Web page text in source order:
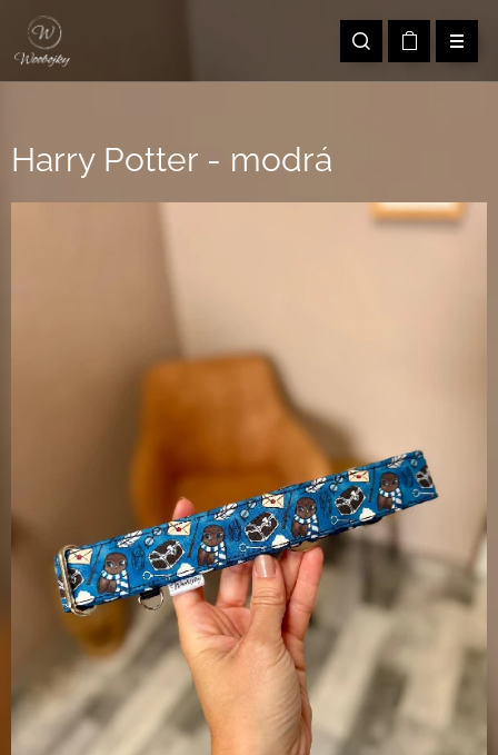
Harry Potter - modrá